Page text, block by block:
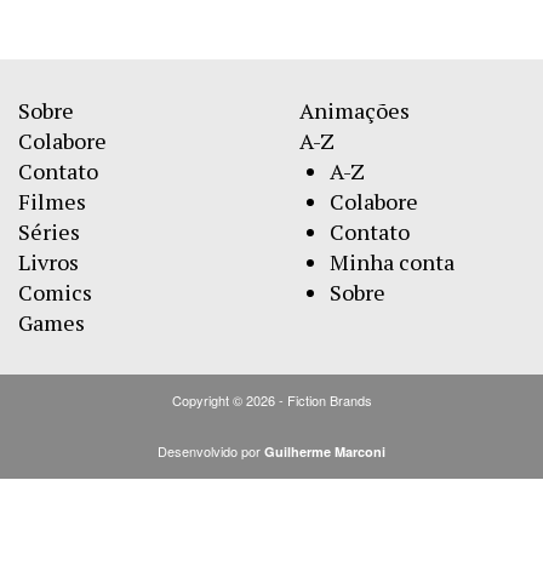
Sobre
Colabore
Contato
Filmes
Séries
Livros
Comics
Games
Animações
A-Z
A-Z
Colabore
Contato
Minha conta
Sobre
Copyright © 2026 - Fiction Brands
Desenvolvido por Guilherme Marconi